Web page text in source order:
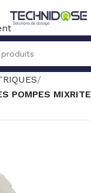
EAU DOSAGE
POMPES MIXRITE